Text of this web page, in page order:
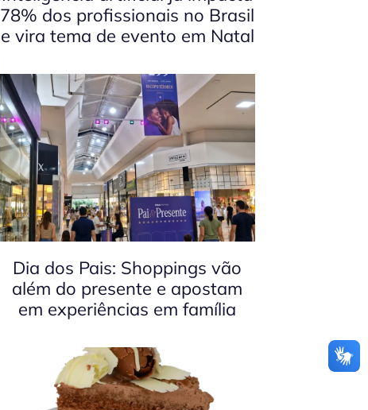
78% dos profissionais no Brasil
e vira tema de evento em Natal
Dia dos Pais: Shoppings vão
além do presente e apostam
em experiências em família